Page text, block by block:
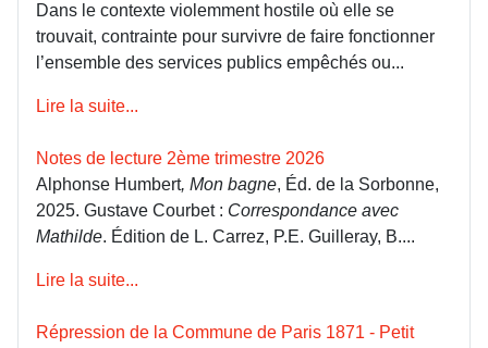
Dans le contexte violemment hostile où elle se
trouvait, contrainte pour survivre de faire fonctionner
l’ensemble des services publics empêchés ou...
Lire la suite...
Notes de lecture 2ème trimestre 2026
Alphonse Humbert, Mon bagne, Éd. de la Sorbonne,
2025. Gustave Courbet : Correspondance avec
Mathilde. Édition de L. Carrez, P.E. Guilleray, B....
Lire la suite...
Répression de la Commune de Paris 1871 - Petit